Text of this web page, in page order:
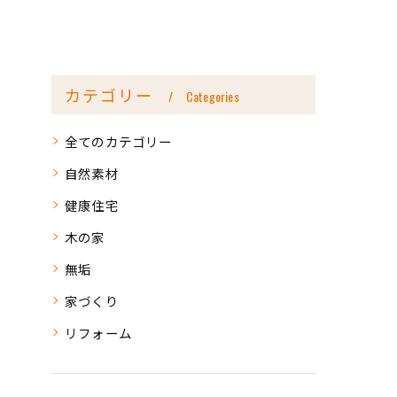
カテゴリー Categories
全てのカテゴリー
自然素材
健康住宅
木の家
無垢
家づくり
リフォーム